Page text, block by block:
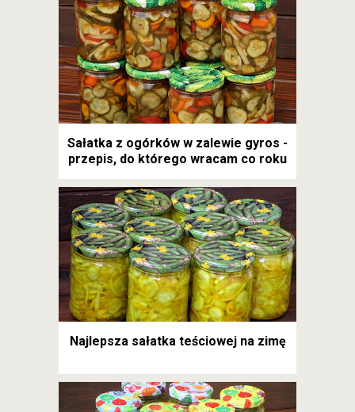
Sałatka z ogórków w zalewie gyros -
przepis, do którego wracam co roku
Najlepsza sałatka teściowej na zimę